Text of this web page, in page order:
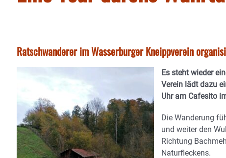
Ratschwanderer im Wasserburger Kneippverein
Es steht wieder
Verein lädt dazu
Uhr am Cafesito
Die Wanderung
und weiter den
Richtung
Naturfleckens.